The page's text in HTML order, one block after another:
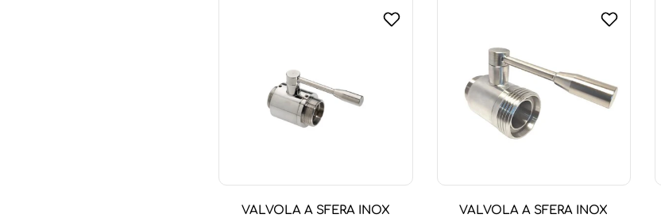
VALVOLA A SFERA INOX
VALVOLA A SFERA INOX